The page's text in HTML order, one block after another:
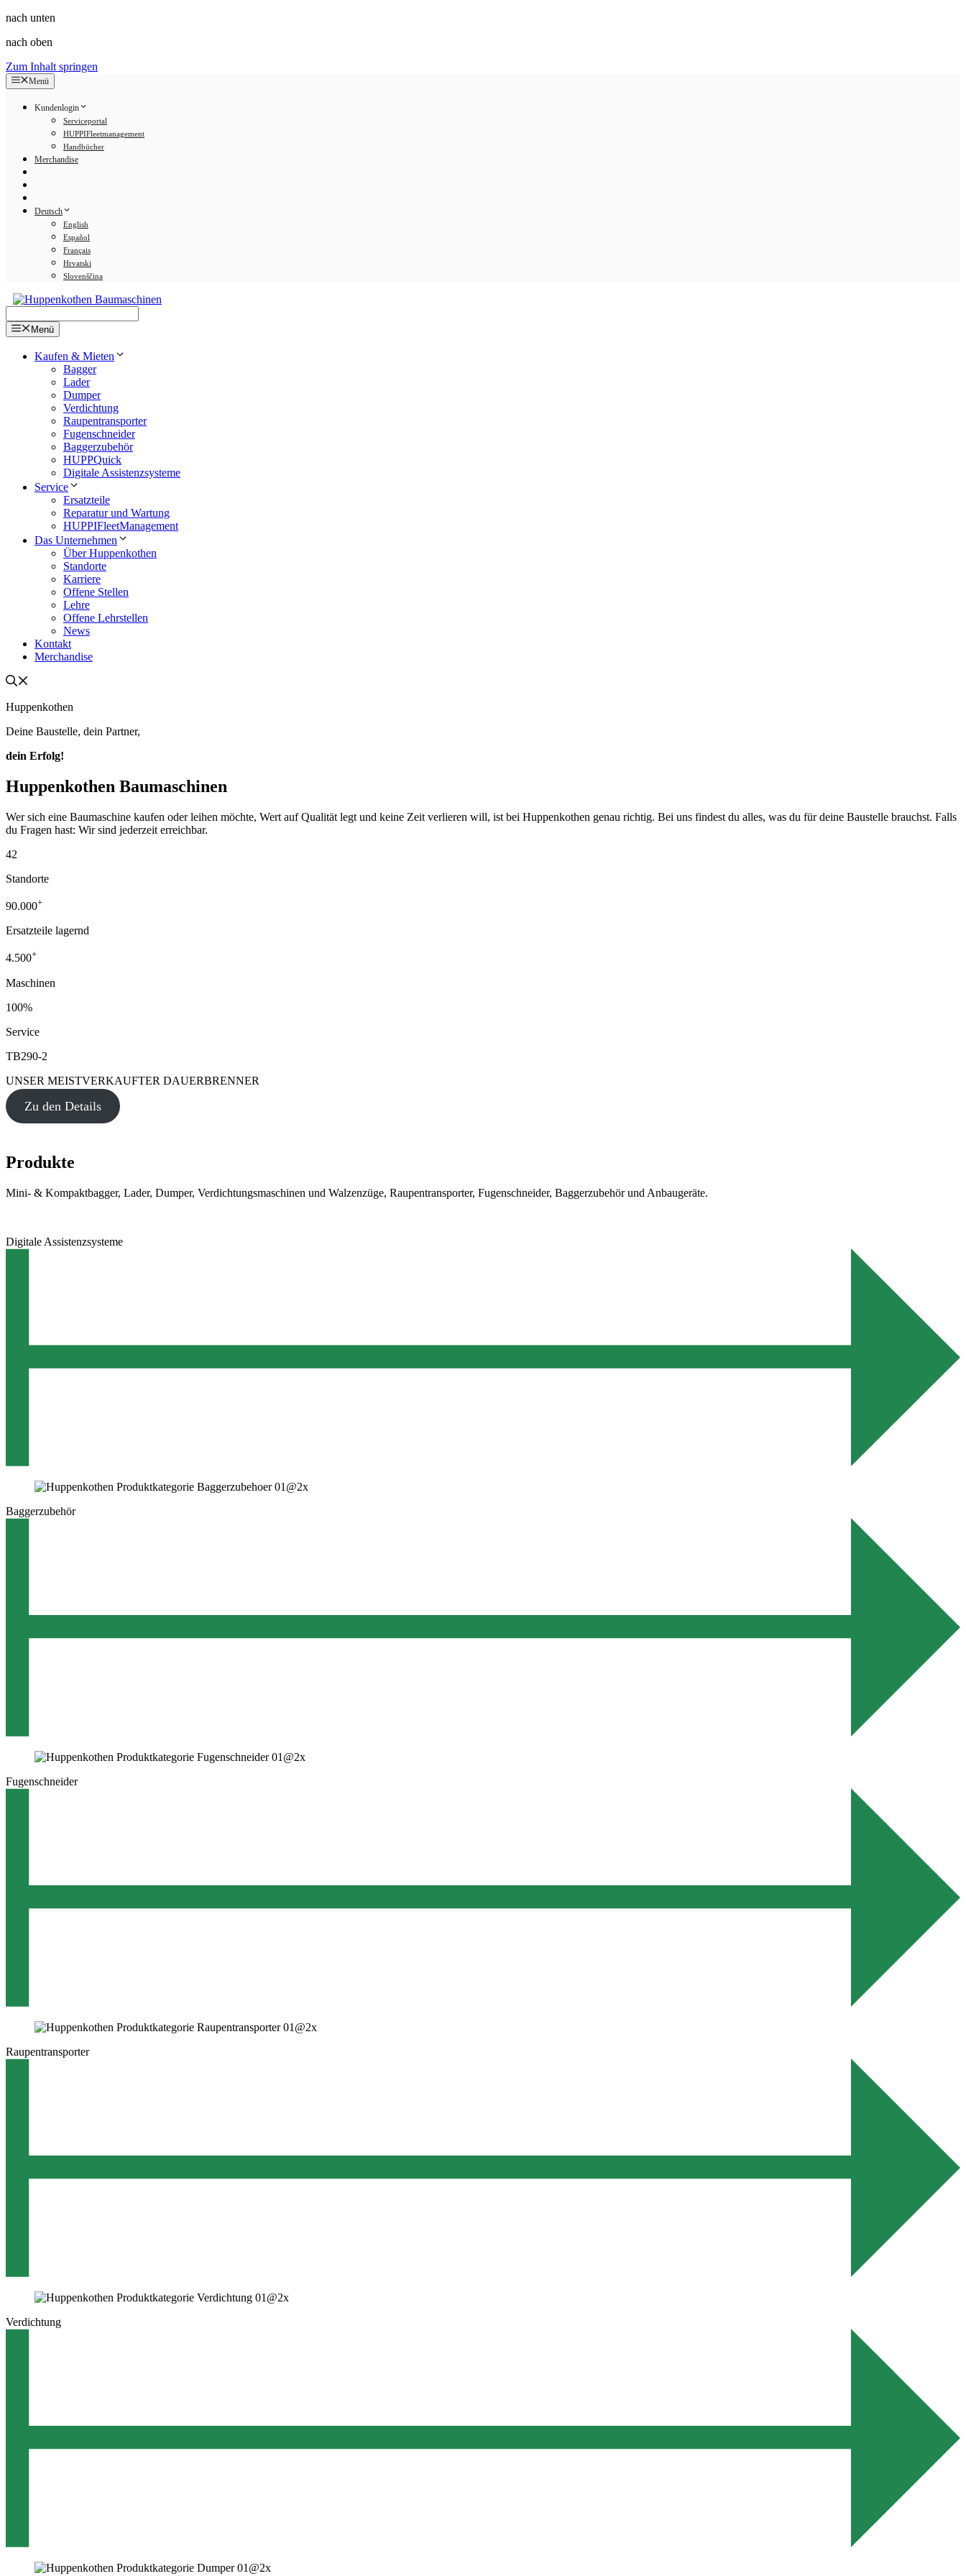
nach unten
nach oben
Zum Inhalt springen
Menü
Kundenlogin
Serviceportal
HUPPIFleetmanagement
Handbücher
Merchandise
Deutsch
English
Español
Français
Hrvatski
Slovenščina
Menü
Kaufen & Mieten
Bagger
Lader
Dumper
Verdichtung
Raupentransporter
Fugenschneider
Baggerzubehör
HUPPQuick
Digitale Assistenzsysteme
Service
Ersatzteile
Reparatur und Wartung
HUPPIFleetManagement
Das Unternehmen
Über Huppenkothen
Standorte
Karriere
Offene Stellen
Lehre
Offene Lehrstellen
News
Kontakt
Merchandise
Huppenkothen
Deine Baustelle, dein Partner,
dein Erfolg!
Huppenkothen Baumaschinen
Wer sich eine Baumaschine kaufen oder leihen möchte, Wert auf Qualität legt und keine Zeit verlieren will, ist bei Huppenkothen genau richtig. Bei uns findest du alles, was du für deine Baustelle brauchst. Falls
du Fragen hast: Wir sind jederzeit erreichbar.
42
Standorte
90.000+
Ersatzteile lagernd
4.500+
Maschinen
100%
Service
TB290-2
UNSER MEISTVERKAUFTER DAUERBRENNER
Zu den Details
Produkte
Mini- & Kompaktbagger, Lader, Dumper, Verdichtungsmaschinen und Walzenzüge, Raupentransporter, Fugenschneider, Baggerzubehör und Anbaugeräte.
Digitale Assistenzsysteme
Baggerzubehör
Fugenschneider
Raupentransporter
Verdichtung